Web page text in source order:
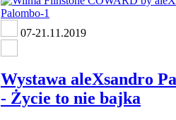
07-21.11.2019
Wystawa aleXsandro
- Życie to nie bajka